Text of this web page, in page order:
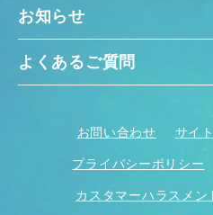
お知らせ
よくあるご質問
お問い合わせ サイ
プライバシーポリシー
カスタマーハラスメン